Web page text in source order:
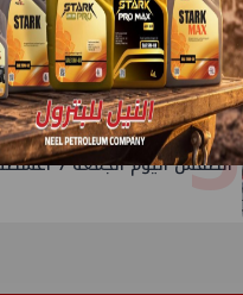
دولار في الربع الثاني من ٢٠٢٦
5
أجواء شديدة الحرارة ورطوبة
الطقس اليوم الجمعة 7 أغسطس 2026